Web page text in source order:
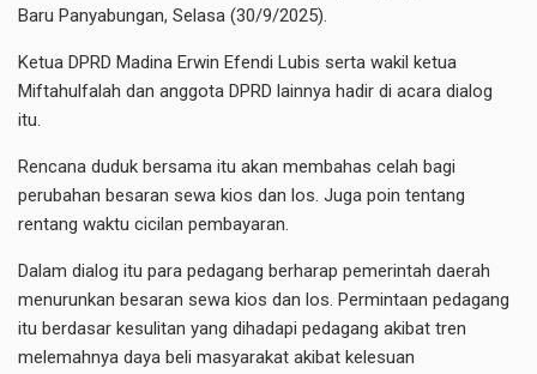
Baru Panyabungan, Selasa (30/9/2025).
Ketua DPRD Madina Erwin Efendi Lubis serta wakil ketua
Miftahulfalah dan anggota DPRD lainnya hadir di acara dialog
itu.
Rencana duduk bersama itu akan membahas celah bagi
perubahan besaran sewa kios dan los. Juga poin tentang
rentang waktu cicilan pembayaran.
Dalam dialog itu para pedagang berharap pemerintah daerah
menurunkan besaran sewa kios dan los. Permintaan pedagang
itu berdasar kesulitan yang dihadapi pedagang akibat tren
melemahnya daya beli masyarakat akibat kelesuan